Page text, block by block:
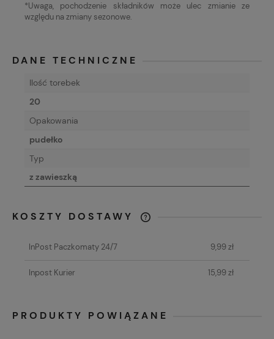
*Uwaga, pochodzenie składników może ulec zmianie ze
względu na zmiany sezonowe.
DANE TECHNICZNE
Ilość torebek
20
Opakowania
pudełko
Typ
z zawieszką
KOSZTY DOSTAWY
KOSZTÓW PŁATNOŚCI
InPost Paczkomaty 24/7 9,99 zł
Inpost Kurier 15,99 zł
PRODUKTY POWIĄZANE